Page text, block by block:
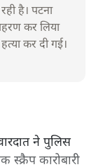
है। पटना
कर लिया
कर दी गई।
ने पुलिस
स्क्रैप कारोबारी